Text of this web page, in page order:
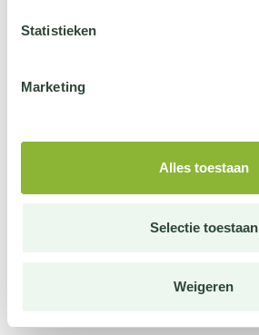
Statistieken
Marketing
Alles toestaan
Selectie toestaan
Weigeren